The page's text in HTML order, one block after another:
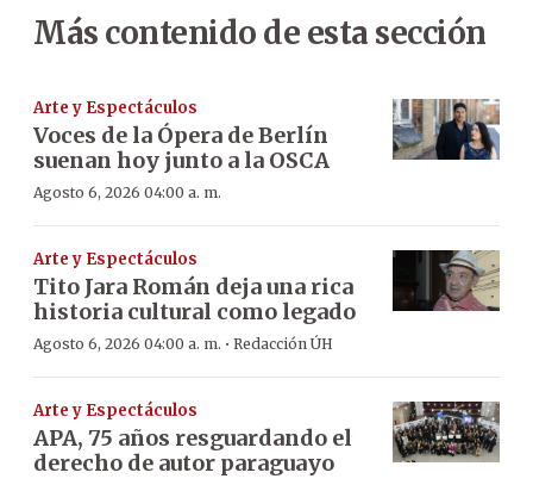
Más contenido de esta sección
Arte y Espectáculos
Voces de la Ópera de Berlín
suenan hoy junto a la OSCA
Agosto 6, 2026 04:00 a. m.
Arte y Espectáculos
Tito Jara Román deja una rica
historia cultural como legado
Agosto 6, 2026 04:00 a. m. · Redacción ÚH
Arte y Espectáculos
APA, 75 años resguardando el
derecho de autor paraguayo